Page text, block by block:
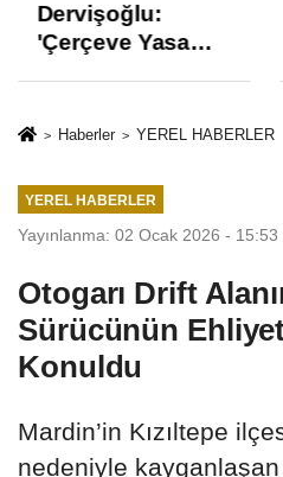
Dervişoğlu:
'Çerçeve Yasa
ve İhanet
Haberler YEREL HABERLER
YEREL HABERLER
Yayınlanma: 02 Ocak 2026 - 15:53
Otogarı Drift
Sürücünün
Konuldu
Mardin’in Kızıltepe
nedeniyle